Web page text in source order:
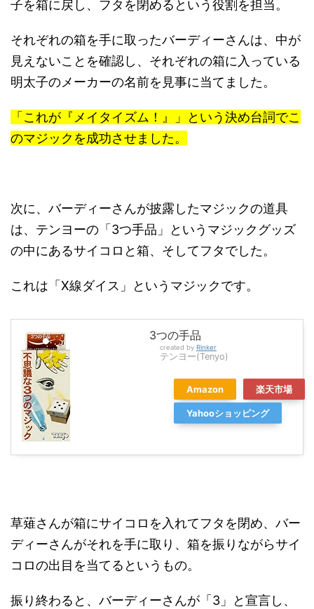
子を箱に戻し、フタを閉めるという役割を担当。
それぞれの箱を手に取ったバーディーさんは、中が
見えないことを確認し、それぞれの箱に入っている
明太子のメーカーの名前を見事に当てました。
「これが『メイタイズム！』」という決め台詞でこ
のマジックを成功させました。
次に、バーディーさんが披露したマジックの道具
は、テンヨーの「3つ手品」というマジックグッズ
の中にあるサイコロと箱、そしてフタでした。
これは「X線ダイス」というマジックです。
3つの手品
created by Rinker
テンヨー(Tenyo)
Amazon 楽天市場
Yahooショッピング
草薙さんが箱にサイコロを入れてフタを閉め、バー
ディーさんがそれを手に取り、箱を振りながらサイ
コロの出目を当てるというもの。
振り終わると、バーディーさんが「3」と宣言し、